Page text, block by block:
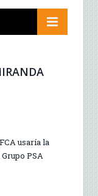
usaría la
PSA